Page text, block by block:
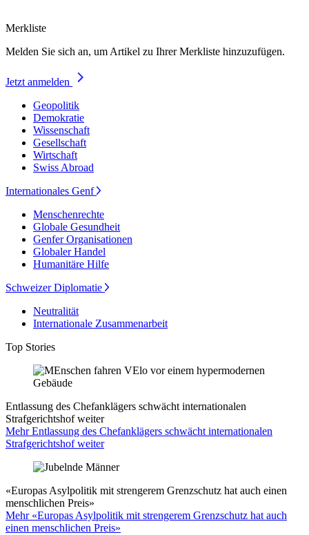
Merkliste
Melden Sie sich an, um Artikel zu Ihrer Merkliste hinzuzufügen.
Jetzt anmelden
Geopolitik
Demokratie
Wissenschaft
Gesellschaft
Wirtschaft
Swiss Abroad
Internationales Genf
Menschenrechte
Globale Gesundheit
Genfer Organisationen
Globaler Handel
Humanitäre Hilfe
Schweizer Diplomatie
Neutralität
Internationale Zusammenarbeit
Top Stories
Entlassung des Chefanklägers schwächt internationalen
Strafgerichtshof weiter
Mehr Entlassung des Chefanklägers schwächt internationalen
Strafgerichtshof weiter
«Europas Asylpolitik mit strengerem Grenzschutz hat auch einen
menschlichen Preis»
Mehr «Europas Asylpolitik mit strengerem Grenzschutz hat auch
einen menschlichen Preis»